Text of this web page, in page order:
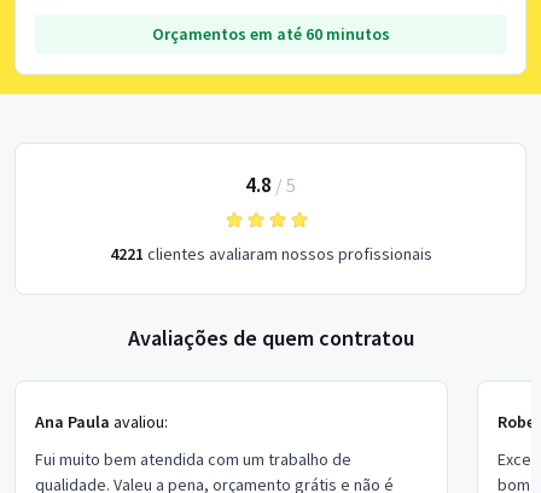
Orçamentos em até 60 minutos
4.8 / 5
4221 clientes avaliaram nossos profissionais
Avaliações de quem contratou
Ana Paula avaliou:
Fui muito bem atendida com um trabalho de
qualidade. Valeu a pena, orçamento grátis e não é
bom